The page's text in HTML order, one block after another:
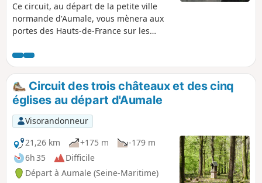
Ce circuit, au départ de la petite ville
normande d'Aumale, vous mènera aux
portes des Hauts-de-France sur les
d'Escles-Saint-Pierre et Quincampoix-
Fleury dans l'Oise. Au fil de la
randonnée, vous traverserez champs et
bois avant un retour dans la vallée de la
Bresle.
Circuit des trois châteaux et des cinq
églises au départ d'Aumale
Visorandonneur
21,26 km
+175 m
-179 m
6h 35
Difficile
Départ à Aumale (Seine-Maritime)